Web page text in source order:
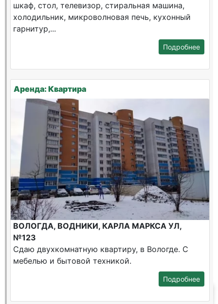
шкаф, стол, телевизор, стиральная машина,
холодильник, микроволновая печь, кухонный
гарнитур,...
Подробнее
Аренда: Квартира
ВОЛОГДА, ВОДНИКИ, КАРЛА МАРКСА УЛ,
№123
Сдаю двухкомнатную квартиру, в Вологде. С
мебелью и бытовой техникой.
Подробнее